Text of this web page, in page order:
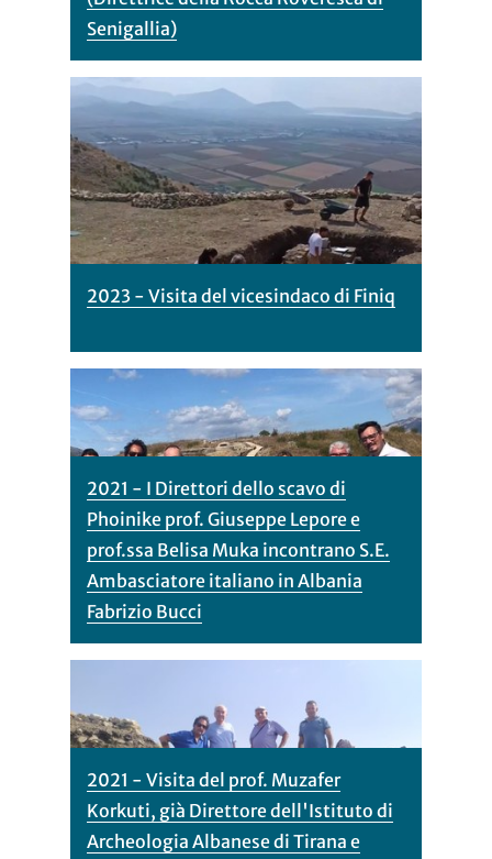
Senigallia)
2023 - Visita del vicesindaco di Finiq
2021 - I Direttori dello scavo di
Phoinike prof. Giuseppe Lepore e
prof.ssa Belisa Muka incontrano S.E.
Ambasciatore italiano in Albania
Fabrizio Bucci
2021 - Visita del prof. Muzafer
Korkuti, già Direttore dell'Istituto di
Archeologia Albanese di Tirana e